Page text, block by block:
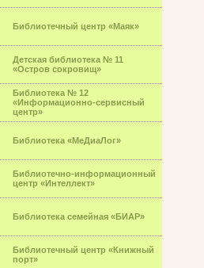
Библиотечный центр «Маяк»
Детская библиотека № 11
«Остров сокровищ»
Библиотека № 12
«Информационно-сервисный
центр»
Библиотека «МеДиаЛог»
Библиотечно-информационный
центр «Интеллект»
Библиотека семейная «БИАР»
Библиотечный центр «Книжный
порт»